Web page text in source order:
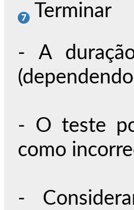
Terminar
- A
- O teste
como
-